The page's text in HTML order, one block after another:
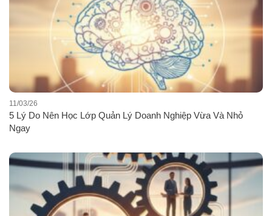
5 Lý Do Nên Học Lớp Quản Lý Doanh Nghiệp Vừa Và Nhỏ
Ngay
11/03/26